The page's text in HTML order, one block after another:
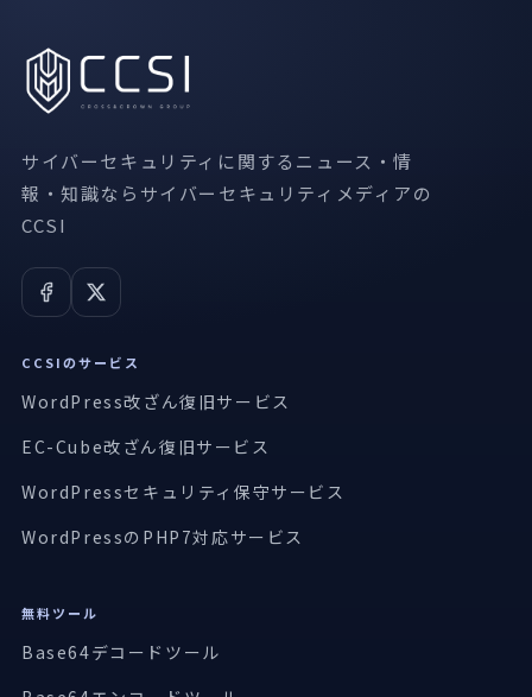
サイバーセキュリティに関するニュース・情
報・知識ならサイバーセキュリティメディアの
CCSI
CCSIのサービス
WordPress改ざん復旧サービス
EC-Cube改ざん復旧サービス
WordPressセキュリティ保守サービス
WordPressのPHP7対応サービス
無料ツール
Base64デコードツール